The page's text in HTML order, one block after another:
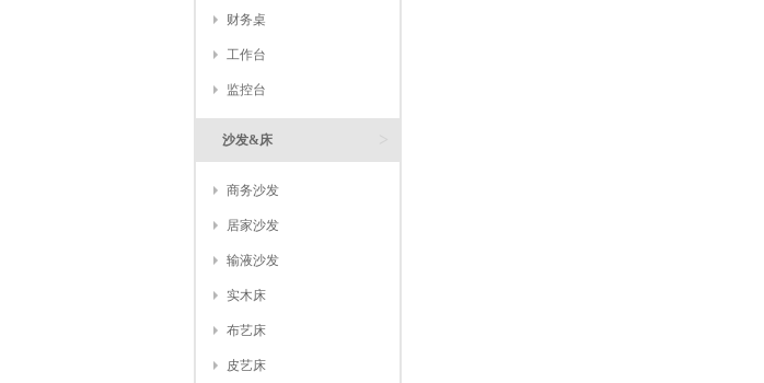
财务桌
工作台
监控台
沙发&床
商务沙发
居家沙发
输液沙发
实木床
布艺床
皮艺床